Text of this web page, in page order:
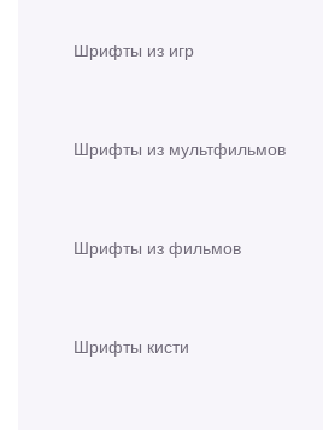
Шрифты из игр
Шрифты из мультфильмов
Шрифты из фильмов
Шрифты кисти